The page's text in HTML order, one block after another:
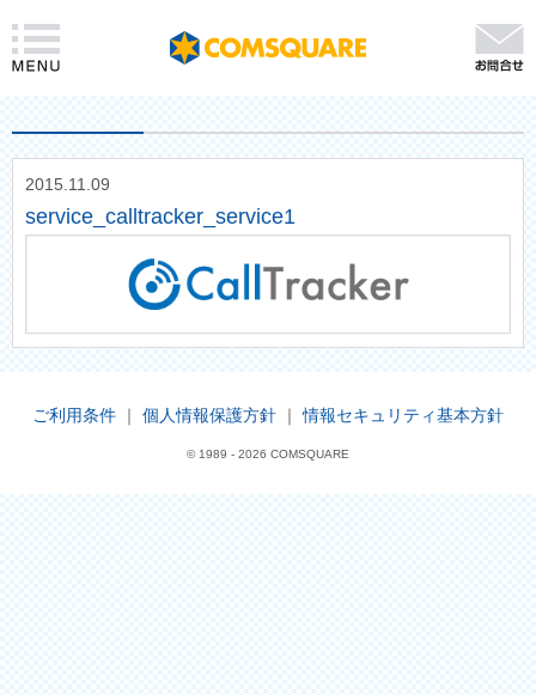
2015.11.09
service_calltracker_service1
ご利用条件 ｜ 個人情報保護方針 ｜情報セキュリティ基本方針
© 1989 - 2026 COMSQUARE